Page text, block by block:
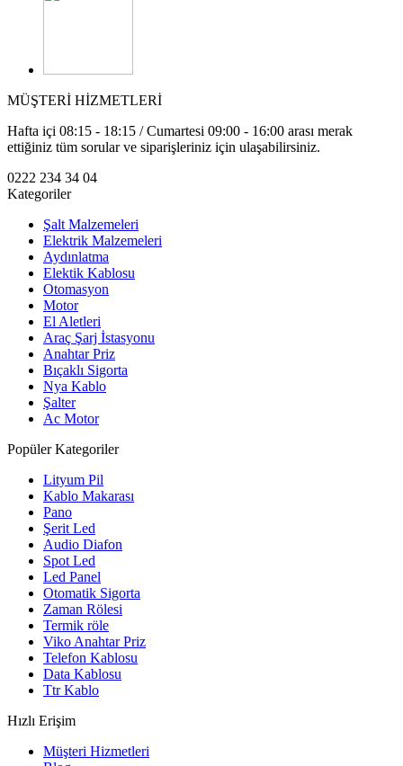
MÜŞTERİ HİZMETLERİ
Hafta içi 08:15 - 18:15 / Cumartesi 09:00 - 16:00 arası merak
ettiğiniz tüm sorular ve siparişleriniz için ulaşabilirsiniz.
0222 234 34 04
Kategoriler
Şalt Malzemeleri
Elektrik Malzemeleri
Aydınlatma
Elektik Kablosu
Otomasyon
Motor
El Aletleri
Araç Şarj İstasyonu
Anahtar Priz
Bıçaklı Sigorta
Nya Kablo
Şalter
Ac Motor
Popüler Kategoriler
Lityum Pil
Kablo Makarası
Pano
Şerit Led
Audio Diafon
Spot Led
Led Panel
Otomatik Sigorta
Zaman Rölesi
Termik röle
Viko Anahtar Priz
Telefon Kablosu
Data Kablosu
Ttr Kablo
Hızlı Erişim
Müşteri Hizmetleri